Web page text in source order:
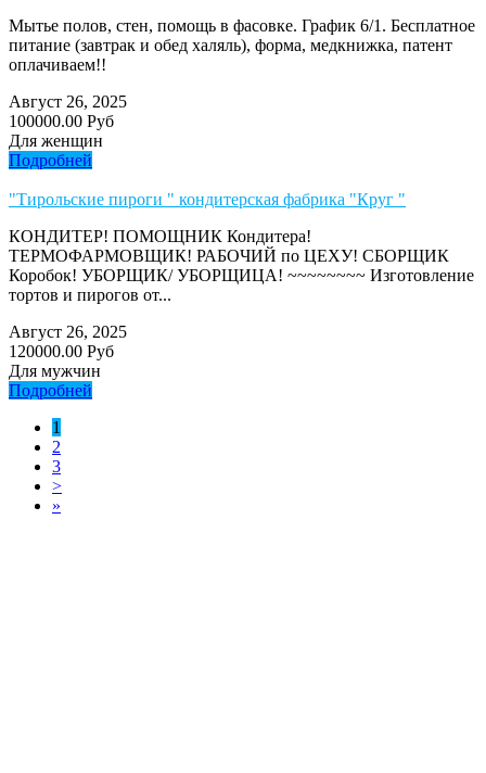
Мытье полов, стен, помощь в фасовке. График 6/1. Бесплатное
питание (завтрак и обед халяль), форма, медкнижка, патент
оплачиваем!!
Август 26, 2025
100000.00 Руб
Для женщин
Подробней
"Тирольские пироги " кондитерская фабрика "Круг "
КОНДИТЕР! ПОМОЩНИК Кондитера!
ТЕРМОФАРМОВЩИК! РАБОЧИЙ по ЦЕХУ! СБОРЩИК
Коробок! УБОРЩИК/ УБОРЩИЦА! ~~~~~~~~ Изготовление
тортов и пирогов от...
Август 26, 2025
120000.00 Руб
Для мужчин
Подробней
1
2
3
>
»